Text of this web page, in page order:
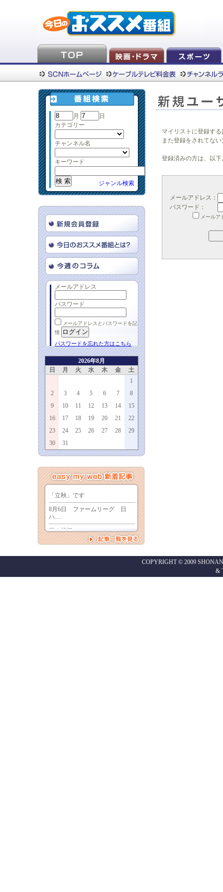
月
日
カテゴリー
チャンネル名
キーワード
ジャンル検索
メールアドレス
パスワード
メールアドレスとパスワードを記
憶
パスワードを忘れた方はこちら
2026年8月
日
月 火 水 木 金
土
1
2
3 4 5 6 7
8
9
10 11 12 13 14
15
16
17 18 19 20 21
22
23
24 25 26 27 28
29
30
31
マイリストに登録す
また登録をされてな
登録済みの方は、以
メールアドレス：
パスワード：
メールア
COPYRIGHT © 2009
&